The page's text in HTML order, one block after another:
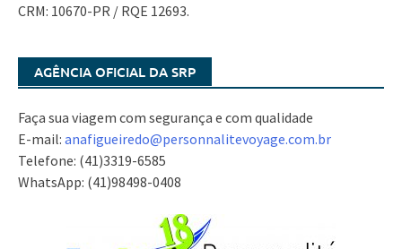
CRM: 10670-PR / RQE 12693.
AGÊNCIA OFICIAL DA SRP
Faça sua viagem com segurança e com qualidade
E-mail: anafigueiredo@personnalitevoyage.com.br
Telefone: (41)3319-6585
WhatsApp: (41)98498-0408